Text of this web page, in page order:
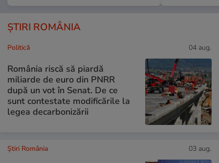
ȘTIRI ROMÂNIA
Politică 04 aug.
România riscă să piardă
miliarde de euro din PNRR
după un vot în Senat. De ce
sunt contestate modificările la
legea decarbonizării
Știri România 03 aug.